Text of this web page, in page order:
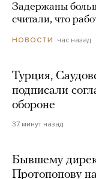
Задержаны
считали, что
НОВОСТИ час назад
Турция,
подписали
обороне
37 минут назад
Бывшему
Протопопову